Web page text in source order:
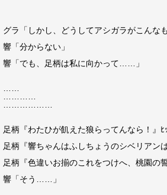
グラ「しかし、どうしてアシガラがこんな
響「分からない」
響「でも、足柄は私に向かって……」
足柄『わたひが飢えた狼らってんなら！』ﾋ
足柄『響ちゃんはふしちょうのシベリアン
足柄『色違いお揃のこれをつけへ、桃園の
響「そう……」